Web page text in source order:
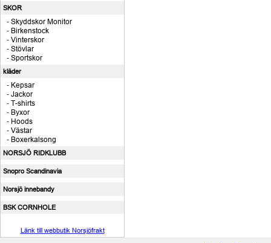
SKOR
- Skyddskor Monitor
- Birkenstock
- Vinterskor
- Stövlar
- Sportskor
kläder
- Kepsar
- Jackor
- T-shirts
- Byxor
- Hoods
- Västar
- Boxerkalsong
NORSJÖ RIDKLUBB
Snopro Scandinavia
Norsjö innebandy
BSK CORNHOLE
Länk till webbutik Norsjöfrakt